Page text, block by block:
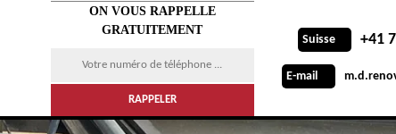
ON VOUS RAPPELLE
GRATUITEMENT
Suisse +41
E-mail